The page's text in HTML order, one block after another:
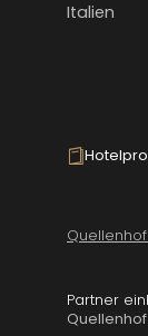
Italien
Partner
Quellenhof